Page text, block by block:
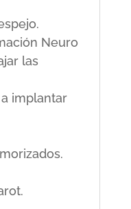
Neuro
las
implantar